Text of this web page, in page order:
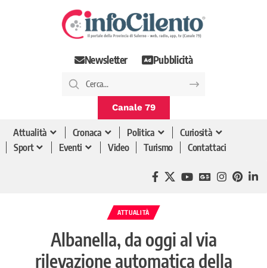
Newsletter Pubblicità
Canale 79
Attualità Cronaca Politica
Curiosità
Sport
Eventi Video Turismo Contattaci
ATTUALITÀ
Albanella, da oggi al via
rilevazione automatica della